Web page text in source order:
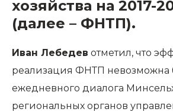
хозяйства на 2017-
(далее – ФНТП).
Иван Лебедев отметил, что
реализация ФНТП невозможна
ежедневного диалога
региональных органов